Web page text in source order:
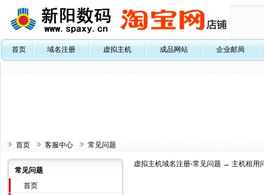
首页 域名注册 虚拟主机 成品网站 企业邮局
首页 客服中心 常见问题
常见问题
首页
虚拟主机域名注册-常见问题 → 主机租用